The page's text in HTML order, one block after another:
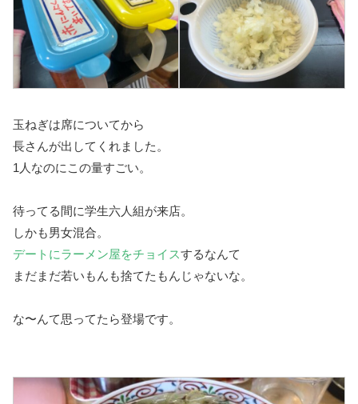
玉ねぎは席についてから
長さんが出してくれました。
1人なのにこの量すごい。
待ってる間に学生六人組が来店。
しかも男女混合。
デートにラーメン屋をチョイスするなんて
まだまだ若いもんも捨てたもんじゃないな。
な〜んて思ってたら登場です。